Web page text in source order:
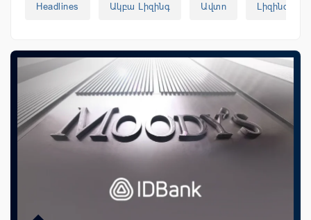
Headlines Ակբա Լիզինգ Ավտո Լիզինգ